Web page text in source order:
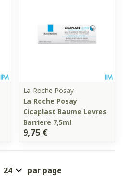
La Roche Posay
La Roche Posay
Cicaplast Baume Levres
Barriere 7,5ml
9,75 €
par page